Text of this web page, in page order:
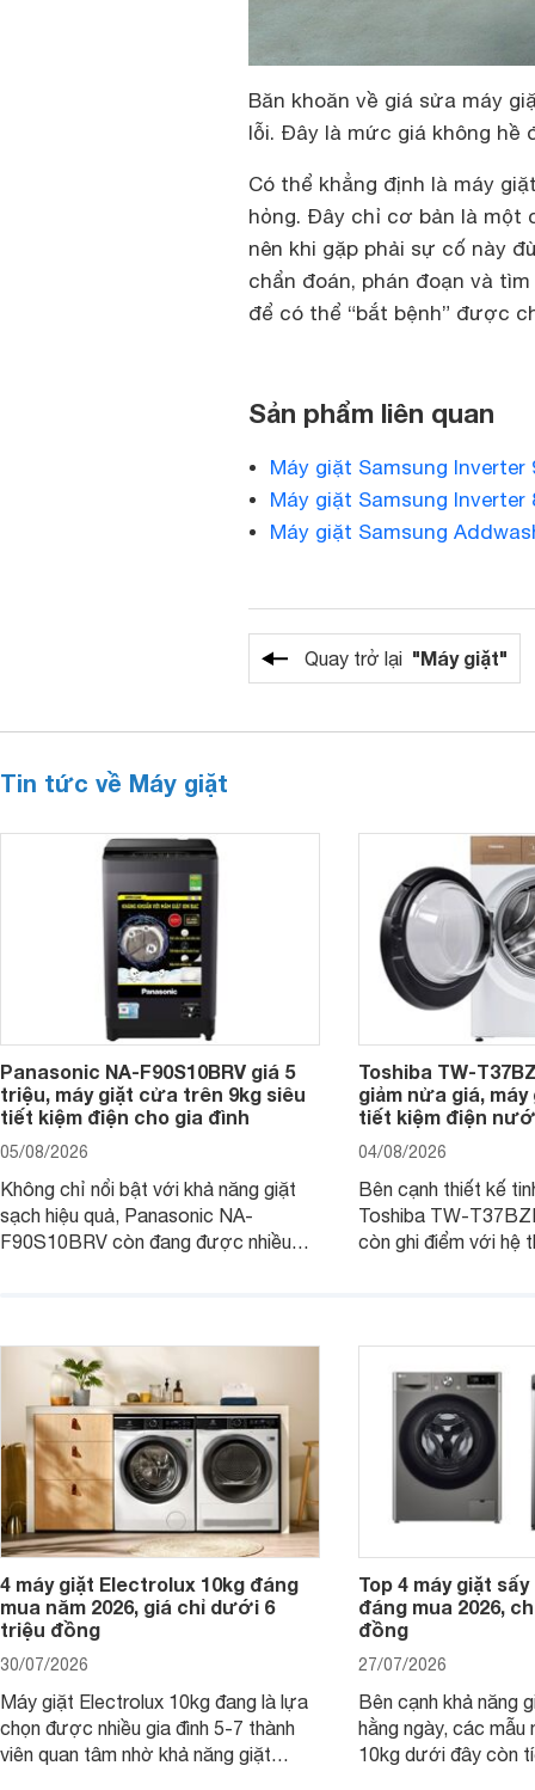
Băn khoăn về giá sửa máy
lỗi. Đây là mức giá không hề
Có thể khẳng định là máy
hỏng. Đây chỉ cơ bản là một
nên khi gặp phải sự cố này
chẩn đoán, phán đoạn và
để có thể “bắt bệnh” được
Sản phẩm liên quan
Máy giặt Samsung Inverter
Máy giặt Samsung Inverter
Máy giặt Samsung
Quay trở lại "Máy giặt"
Tin tức về Máy giặt
Panasonic NA-F90S10BRV giá 5
triệu, máy giặt cửa trên 9kg siêu
tiết kiệm điện cho gia đình
05/08/2026
Không chỉ nổi bật với khả năng giặt
sạch hiệu quả, Panasonic NA-
F90S10BRV còn đang được nhiều
giặt cửa trên 9kg.
Toshiba TW-
giảm nửa giá,
tiết kiệm điện
04/08/2026
Bên cạnh thiết kế
Toshiba TW-
còn ghi điểm với hệ
giặt.
4 máy giặt Electrolux 10kg đáng
mua năm 2026, giá chỉ dưới 6
triệu đồng
30/07/2026
Máy giặt Electrolux 10kg đang là lựa
chọn được nhiều gia đình 5-7 thành
viên quan tâm nhờ khả năng giặt
Top 4 máy giặt
đáng mua 2026,
đồng
27/07/2026
Bên cạnh khả năng
hằng ngày, các mẫu
10kg dưới đây còn